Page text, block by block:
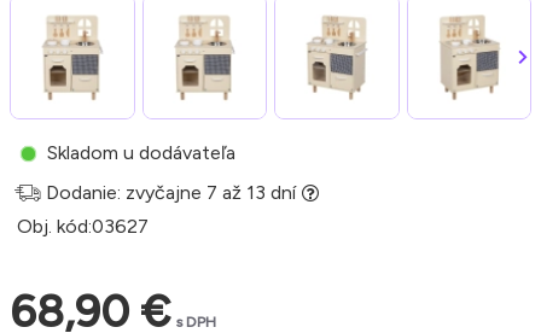
68,90 € s DPH
Skladom u dodávateľa
Dodanie: zvyčajne 7 až 13 dní
Obj. kód:03627